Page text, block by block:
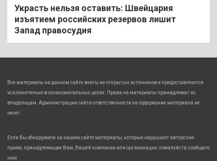
Украсть нельзя оставить: Швейцария
изъятием российских резервов лишит
Запад правосудия
Все материалы на данном сайте взяты из открытых источников и предоставляются
исключительно в ознакомительных целях. Права на материалы принадлежат их
владельцам. Администрация сайта ответственности за содержание материала не
несет.
Если Вы обнаружили на нашем сайте материалы, которые нарушают авторские
права, принадлежащие Вам, Вашей компании или организации, пожалуйста, сообщите
нам.